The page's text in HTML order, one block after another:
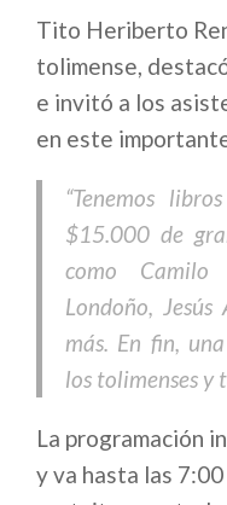
Tito Heriberto
tolimense,
e invitó a los
en este
“Tenemos
$15.000 de
como Camilo
Londoño,
más. En fin,
los tolimenses y
La programación
y va hasta las